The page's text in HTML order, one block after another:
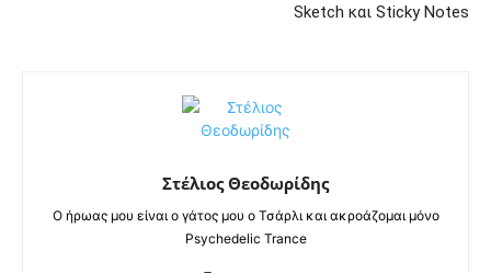
Sketch και Sticky Notes
Στέλιος Θεοδωρίδης
Ο ήρωας μου είναι ο γάτος μου ο Τσάρλι και ακροάζομαι μόνο
Psychedelic Trance